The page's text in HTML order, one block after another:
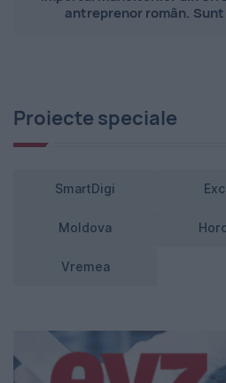
antreprenor român.
Proiecte speciale
SmartDigi
Moldova
Vremea